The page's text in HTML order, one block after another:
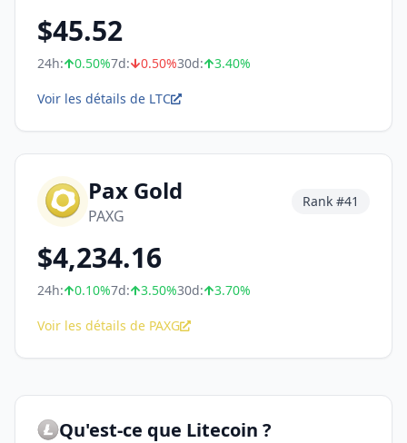
$45.52
24h: 0.50%7d: 0.50%30d: 3.40%
Voir les détails de LTC
Pax Gold
PAXG
Rank #41
$4,234.16
24h: 0.10%7d: 3.50%30d: 3.70%
Voir les détails de PAXG
Qu'est-ce que Litecoin ?